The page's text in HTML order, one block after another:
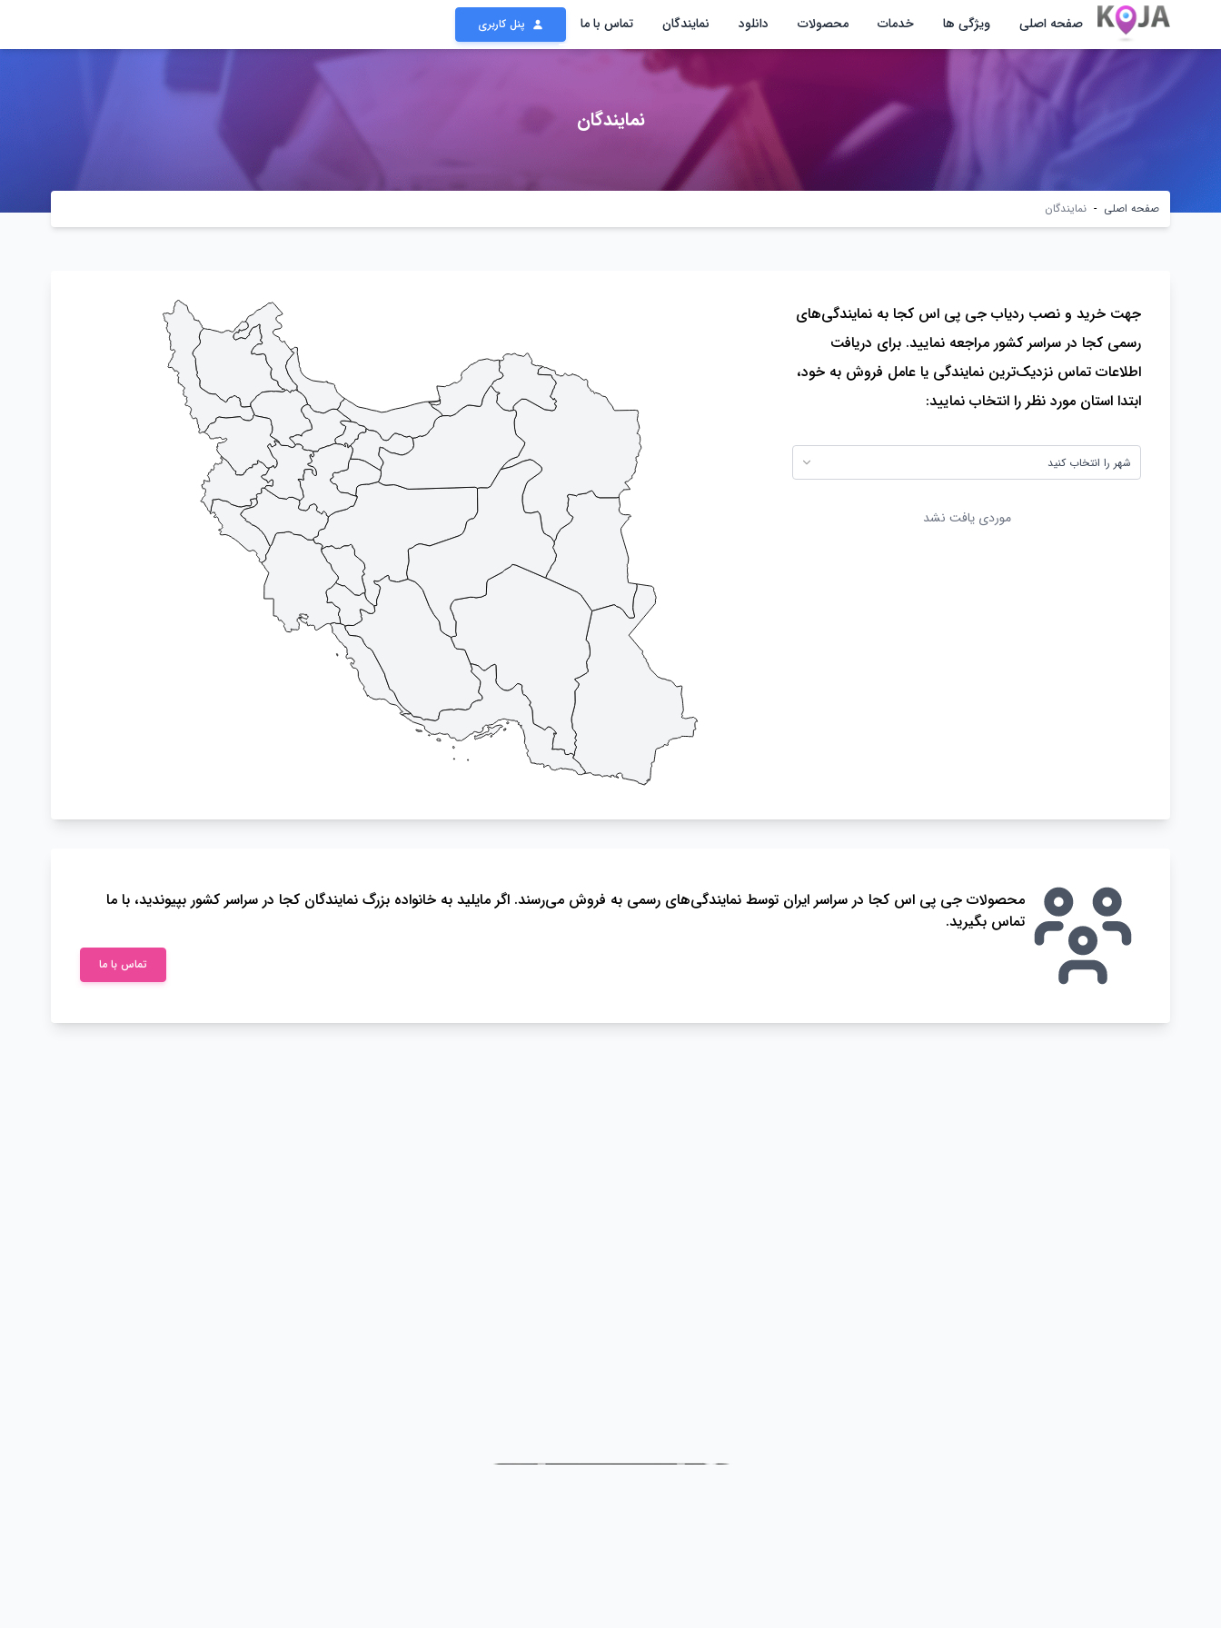
صفحه اصلی ویژگی ها خدمات محصولات دانلود نمایندگان تماس با ما پنل کاربری
نمایندگان
صفحه اصلی - نمایندگان
جهت خرید و نصب ردیاب جی پی اس کجا به نمایندگی‌های
رسمی کجا در سراسر کشور مراجعه نمایید. برای دریافت
اطلاعات تماس نزدیک‌ترین نمایندگی‌ یا عامل فروش به خود،
ابتدا استان مورد نظر را انتخاب نمایید:
موردی یافت نشد
محصولات جی پی اس کجا در سراسر ایران توسط نمایندگی‌های رسمی به فروش می‌رسند. اگر مایلید به خانواده بزرگ نمایندگان کجا در سراسر کشور بپیوندید، با ما
تماس بگیرید.
تماس با ما